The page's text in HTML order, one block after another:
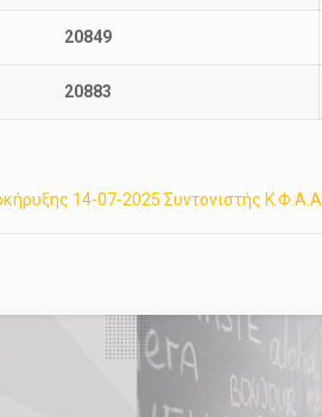
20849
20883
14-07-2025 Συντονιστής Κ.Φ.Α.Α.